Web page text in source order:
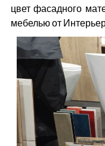
цвет фасадного
мебелью от